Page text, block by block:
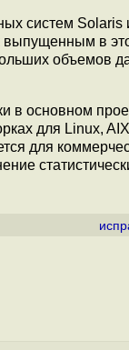
систем Solaris
выпущенным в
объемов
в основном
для Linux,
для